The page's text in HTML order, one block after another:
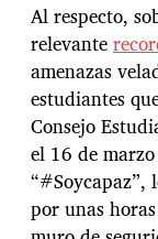
Al respecto,
relevante
amenazas
estudiantes
Consejo
el 16 de
por unas